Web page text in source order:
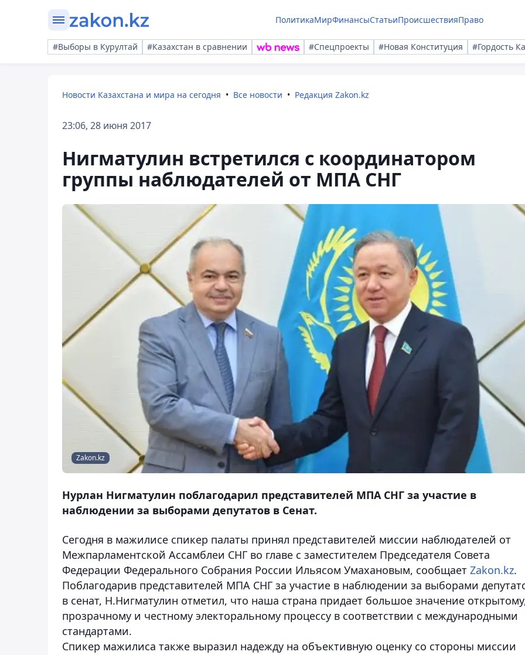
ПолитикаМирФинансыСтатьиПроисшествияПраво
#Выборы в Курултай #Казахстан в сравнении #Спецпроекты #Новая Конституция #Гордость
Новости Казахстана и мира на сегодня Все новости Редакция Zakon.kz
23:06, 28 июня 2017
Нигматулин встретился с координатором
группы наблюдателей от МПА СНГ
Zakon.kz
Нурлан Нигматулин поблагодарил представителей МПА СНГ за участие в
наблюдении за выборами депутатов в Сенат.
Сегодня в мажилисе спикер палаты принял представителей миссии наблюдателей от
Межпарламентской Ассамблеи СНГ во главе с заместителем Председателя Совета
Федерации Федерального Собрания России Ильясом Умахановым, сообщает Zakon.kz.
Поблагодарив представителей МПА СНГ за участие в наблюдении за выборами
в сенат, Н.Нигматулин отметил, что наша страна придает большое значение
прозрачному и честному электоральному процессу в соответствии с международными
стандартами.
Спикер мажилиса также выразил надежду на объективную оценку со стороны миссии